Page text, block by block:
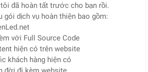
đã hoàn tất trước cho bạn rồi.
gói dịch vụ hoàn thiện bao gồm:
với Full Source Code
hiện có trên website
khách hàng hiện có